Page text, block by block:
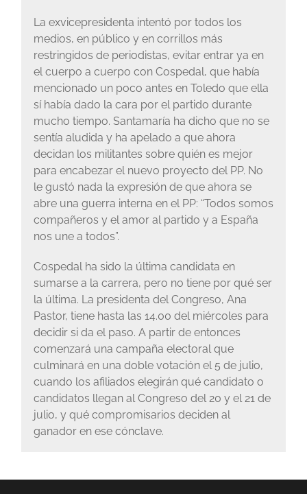
La exvicepresidenta intentó por todos los
medios, en público y en corrillos más
restringidos de periodistas, evitar entrar ya en
el cuerpo a cuerpo con Cospedal, que había
mencionado un poco antes en Toledo que ella
sí había dado la cara por el partido durante
mucho tiempo. Santamaría ha dicho que no se
sentía aludida y ha apelado a que ahora
decidan los militantes sobre quién es mejor
para encabezar el nuevo proyecto del PP. No
le gustó nada la expresión de que ahora se
abre una guerra interna en el PP: “Todos somos
compañeros y el amor al partido y a España
nos une a todos”.
Cospedal ha sido la última candidata en
sumarse a la carrera, pero no tiene por qué ser
la última. La presidenta del Congreso, Ana
Pastor, tiene hasta las 14.00 del miércoles para
decidir si da el paso. A partir de entonces
comenzará una campaña electoral que
culminará en una doble votación el 5 de julio,
cuando los afiliados elegirán qué candidato o
candidatos llegan al Congreso del 20 y el 21 de
julio, y qué compromisarios deciden al
ganador en ese cónclave.